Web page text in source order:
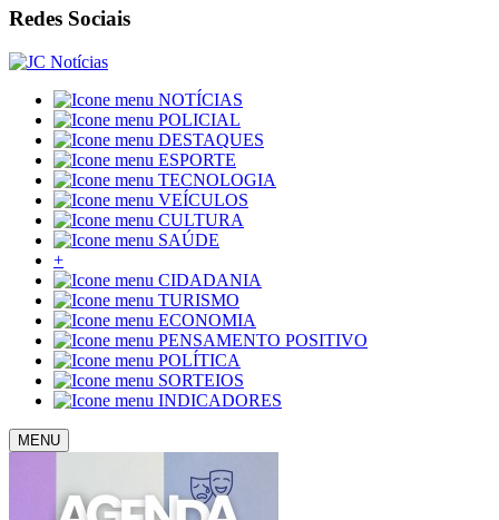
Redes Sociais
NOTÍCIAS
POLICIAL
DESTAQUES
ESPORTE
TECNOLOGIA
VEÍCULOS
CULTURA
SAÚDE
+
CIDADANIA
TURISMO
ECONOMIA
PENSAMENTO POSITIVO
POLÍTICA
SORTEIOS
INDICADORES
MENU